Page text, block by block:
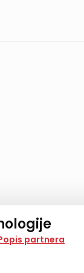
i slične
prikazujemo
partnera